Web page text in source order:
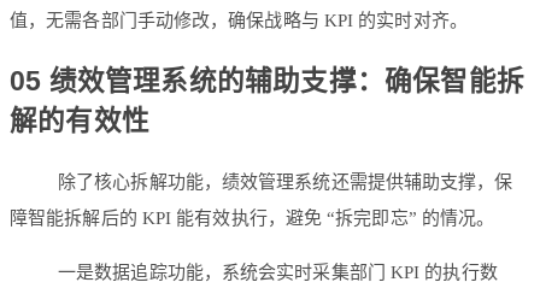
值，无需各部门手动修改，确保战略与 KPI 的实时对齐。
05 绩效管理系统的辅助支撑：确保智能拆
解的有效性
除了核心拆解功能，绩效管理系统还需提供辅助支撑，保
障智能拆解后的 KPI 能有效执行，避免 “拆完即忘” 的情况。
一是数据追踪功能，系统会实时采集部门 KPI 的执行数